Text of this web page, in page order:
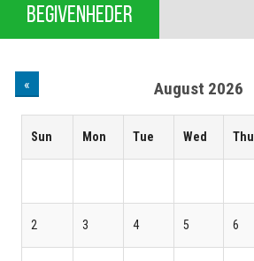
BEGIVENHEDER
« August 2026
Sun Mon Tue Wed Thu
2 3 4 5 6